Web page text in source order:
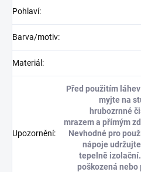
Pohlaví:
Barva/motiv:
Materiál :
Upozornění:
Před použitím
myjte na
hrubozrnné
mrazem a přímým
Nevhodné pro
nápoje
tepelně
poškozená